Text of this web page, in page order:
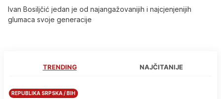
Ivan Bosiljčić jedan je od najangažovanijih i najcjenjenijih
glumaca svoje generacije
TRENDING NAJČITANIJE
REPUBLIKA SRPSKA / BIH